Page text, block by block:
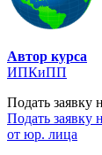
Автор курса
ИПКиПП
Подать заявку
Подать заявку
от юр. лица